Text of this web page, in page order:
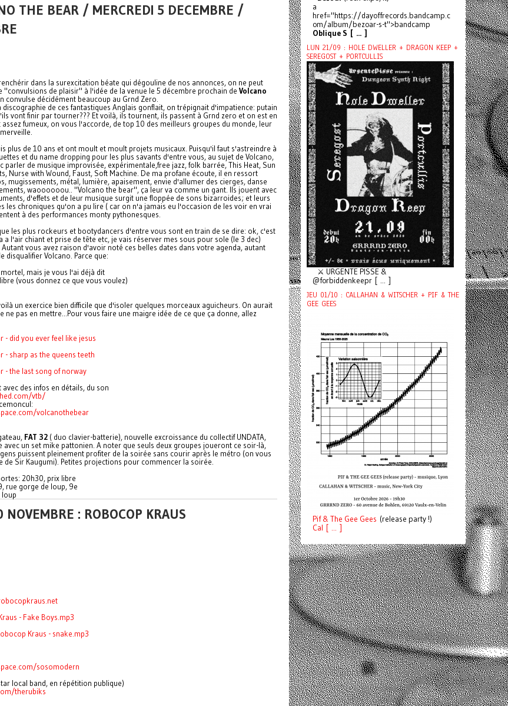
THE BEAR / MERCREDI 5 DECEMBRE /
dans la surexcitation béate qui dégouline de nos annonces, on ne peut
"convulsions de plaisir" à l'idée de la venue le 5 décembre prochain de Volcano
convulse décidément beaucoup au Grnd Zero.
discographie de ces fantastiques Anglais gonflait, on trépignait d'impatience: putain
vont finir par tourner??? Et voilà, ils tournent, ils passent à Grnd zero et on est en
assez fumeux, on vous l'accorde, de top 10 des meilleurs groupes du monde, leur
plus de 10 ans et ont moult et moult projets musicaux. Puisqu'il faut s'astreindre à
et du name dropping pour les plus savants d'entre vous, au sujet de Volcano,
parler de musique improvisée, expérimentale,free jazz, folk barrée, This Heat, Sun
Nurse with Wound, Faust, Soft Machine. De ma profane écoute, il en ressort
mugissements, métal, lumière, apaisement, envie d'allumer des cierges, danse
waoooooou.. "Volcano the bear", ça leur va comme un gant. Ils jouent avec
d'effets et de leur musique surgit une floppée de sons bizarroides; et leurs
les chroniques qu'on a pu lire ( car on n'a jamais eu l'occasion de les voir en vrai
à des performances monty pythonesques.
les plus rockeurs et bootydancers d'entre vous sont en train de se dire: ok, c'est
a l'air chiant et prise de tête etc, je vais réserver mes sous pour sole (le 3 dec)
vous avez raison d'avoir noté ces belles dates dans votre agenda, autant
disqualifier Volcano. Parce que:
mais je vous l'ai déjà dit
(vous donnez ce que vous voulez)
un exercice bien difficile que d'isoler quelques morceaux aguicheurs. On aurait
ne pas en mettre...Pour vous faire une maigre idée de ce que ça donne, allez
- did you ever feel like jesus
- sharp as the queens teeth
- the last song of norway
avec des infos en détails, du son
vtb/
volcanothebear
FAT 32 ( duo clavier-batterie), nouvelle excroissance du collectif UNDATA,
avec un set mike pattonien. A noter que seuls deux groupes joueront ce soir-là,
puissent pleinement profiter de la soirée sans courir après le métro (on vous
de Sir Kaugumi). Petites projections pour commencer la soirée.
20h30, prix libre
rue gorge de loup, 9e
NOVEMBRE : ROBOCOP KRAUS
- Fake Boys.mp3
Kraus - snake.mp3
sosomodern
local band, en répétition publique)
therubiks
a
href="https://dayoffrecords.bandcamp.c
om/album/bezoar-s-t">bandcamp
Oblique S [ ... ]
LUN 21/09 : HOLE DWELLER + DRAGON KEEP +
SEREGOST + PORTCULLIS
⚔️ URGENTE PISSE &
@forbiddenkeepr [ ... ]
JEU 01/10 : CALLAHAN & WITSCHER + PIF & THE
GEE GEES
Pif& The Gee Gees (release party !)
Cal [ ... ]